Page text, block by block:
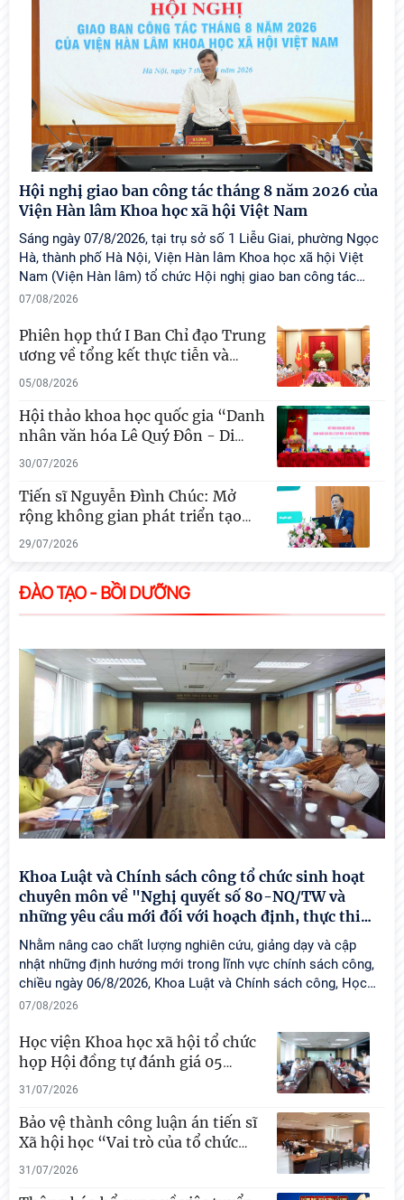
04/08/2026
Lễ ký kết Thỏa thuận hợp tác giữa Viện Hàn lâm
Khoa học xã hội Việt Nam và Tỉnh ủy Cao Bằng
Khai mạc trưng bày “Kết nối truyền thống, vững
bước tương lai”
Hội nghị giao ban công tác tháng 8 năm 2026 của
Viện Hàn lâm Khoa học xã hội Việt Nam
Sáng ngày 07/8/2026, tại trụ sở số 1 Liễu Giai, phường Ngọc
Hà, thành phố Hà Nội, Viện Hàn lâm Khoa học xã hội Việt
Nam (Viện Hàn lâm) tổ chức Hội nghị giao ban công tác…
07/08/2026
Phiên họp thứ I Ban Chỉ đạo Trung
ương về tổng kết thực tiễn và…
05/08/2026
Hội thảo khoa học quốc gia “Danh
nhân văn hóa Lê Quý Đôn - Di…
30/07/2026
Tiến sĩ Nguyễn Đình Chúc: Mở
rộng không gian phát triển tạo…
29/07/2026
ĐÀO TẠO - BỒI DƯỠNG
Khoa Luật và Chính sách công tổ chức sinh hoạt
chuyên môn về "Nghị quyết số 80-NQ/TW và
những yêu cầu mới đối với hoạch định, thực thi…
Nhằm nâng cao chất lượng nghiên cứu, giảng dạy và cập
nhật những định hướng mới trong lĩnh vực chính sách công,
chiều ngày 06/8/2026, Khoa Luật và Chính sách công, Học…
07/08/2026
Học viện Khoa học xã hội tổ chức
họp Hội đồng tự đánh giá 05…
31/07/2026
Bảo vệ thành công luận án tiến sĩ
Xã hội học “Vai trò của tổ chức…
31/07/2026